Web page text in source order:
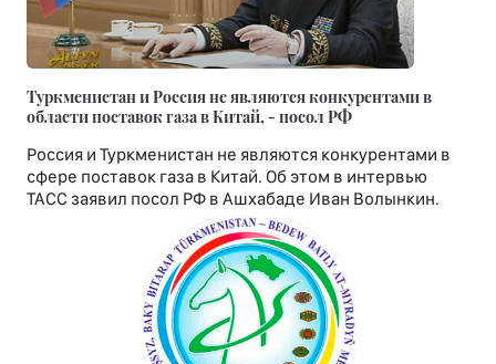
Туркменистан и Россия не являются конкурентами в
области поставок газа в Китай, - посол РФ
Россия и Туркменистан не являются конкурентами в
сфере поставок газа в Китай. Об этом в интервью
ТАСС заявил посол РФ в Ашхабаде Иван Волынкин.